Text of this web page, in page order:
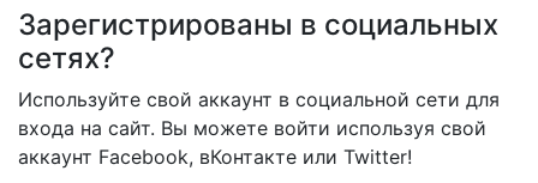
Зарегистрированы в социальных
сетях?
Используйте свой аккаунт в социальной сети для
входа на сайт. Вы можете войти используя свой
аккаунт Facebook, вКонтакте или Twitter!